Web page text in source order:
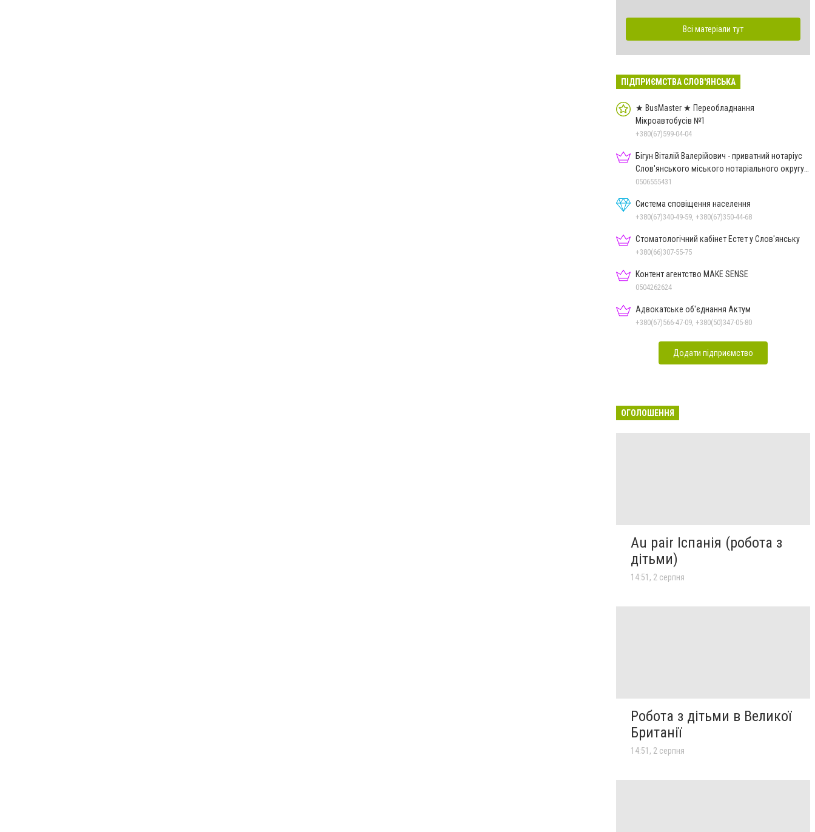
Всі матеріали тут
ПІДПРИЄМСТВА СЛОВ'ЯНСЬКА
★ BusMaster ★ Переобладнання
Мікроавтобусів №1
+380(67)599-04-04
Бігун Віталій Валерійович - приватний нотаріус
Слов'янського міського нотаріального округу
Дон.обл.
0506555431
Система сповіщення населення
+380(67)340-49-59, +380(67)350-44-68
Стоматологічний кабінет Естет у Слов'янську
+380(66)307-55-75
Контент агентство MAKE SENSE
0504262624
Адвокатське об'єднання Актум
+380(67)566-47-09, +380(50)347-05-80
Додати підприємство
ОГОЛОШЕННЯ
Au pair Іспанія (робота з
дітьми)
14:51, 2 серпня
Робота з дітьми в Великої
Британії
14:51, 2 серпня